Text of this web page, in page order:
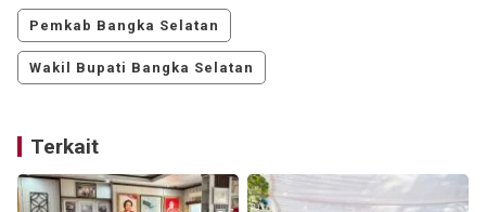
Pemkab Bangka Selatan
Wakil Bupati Bangka Selatan
Terkait